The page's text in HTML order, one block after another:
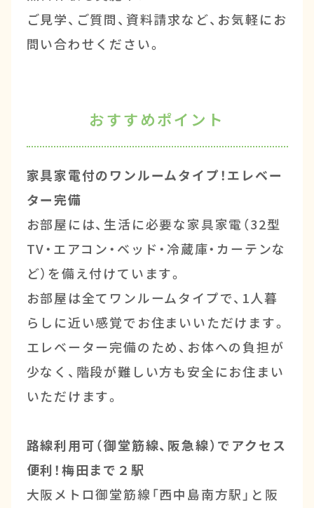
ご見学、ご質問、資料請求など、お気軽にお
問い合わせください。
おすすめポイント
家具家電付のワンルームタイプ！エレベー
ター完備
お部屋には、生活に必要な家具家電（32型
TV・エアコン・ベッド・冷蔵庫・カーテンな
ど）を備え付けています。
お部屋は全てワンルームタイプで、1人暮
らしに近い感覚でお住まいいただけます。
エレベーター完備のため、お体への負担が
少なく、階段が難しい方も安全にお住まい
いただけます。
路線利用可（御堂筋線、阪急線）でアクセス
便利！梅田まで２駅
大阪メトロ御堂筋線「西中島南方駅」と阪